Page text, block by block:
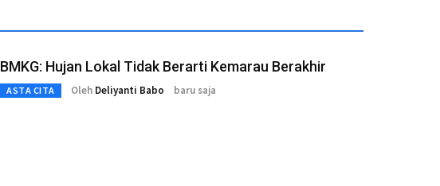
BMKG: Hujan Lokal Tidak Berarti Kemarau Berakhir
ASTA CITA Oleh Deliyanti Babo baru saja